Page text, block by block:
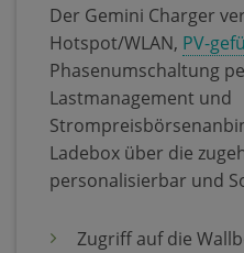
Der Gemini Charger
Hotspot/WLAN, PV-
Phasenumschaltung
Lastmanagement und
Ladebox über die
personalisierbar und
Zugriff auf die